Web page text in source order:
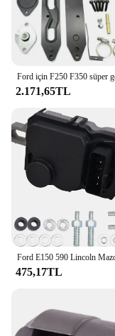
2.171,65TL
475,17TL